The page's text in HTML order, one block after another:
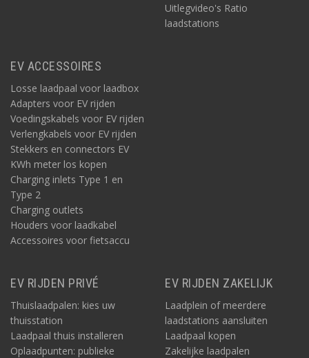
Uitlegvideo's Ratio
laadstations
EV ACCESSOIRES
Losse laadpaal voor laadbox
Adapters voor EV rijden
Voedingskabels voor EV rijden
Verlengkabels voor EV rijden
Stekkers en connectors EV
KWh meter los kopen
Charging inlets Type 1 en
Type 2
Charging outlets
Houders voor laadkabel
Accessoires voor fietsaccu
EV RIJDEN PRIVÉ
Thuislaadpalen: kies uw
thuisstation
Laadpaal thuis installeren
Oplaadpunten: publieke
EV RIJDEN ZAKELIJK
Laadplein of meerdere
laadstations aansluiten
Laadpaal kopen
Zakelijke laadpalen